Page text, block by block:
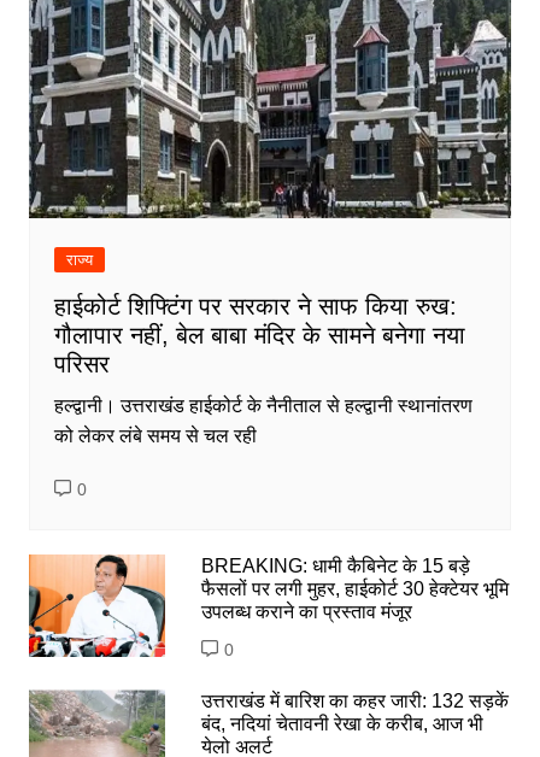
राज्य
हाईकोर्ट शिफ्टिंग पर सरकार ने साफ किया रुख:
गौलापार नहीं, बेल बाबा मंदिर के सामने बनेगा नया
परिसर
हल्द्वानी। उत्तराखंड हाईकोर्ट के नैनीताल से हल्द्वानी स्थानांतरण
को लेकर लंबे समय से चल रही
0
BREAKING: धामी कैबिनेट के 15 बड़े
फैसलों पर लगी मुहर, हाईकोर्ट 30 हेक्टेयर भूमि
उपलब्ध कराने का प्रस्ताव मंजूर
0
उत्तराखंड में बारिश का कहर जारी: 132 सड़कें
बंद, नदियां चेतावनी रेखा के करीब, आज भी
येलो अलर्ट